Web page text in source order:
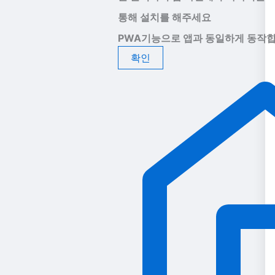
통해 설치를 해주세요
PWA기능으로 앱과 동일하게 동작
확인